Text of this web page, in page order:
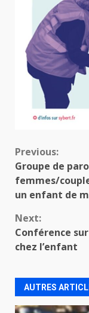
Continue
Reading
Previous:
Groupe de
femmes/
un enfant de
Next:
Conférence
chez l’enfant
AUTRES